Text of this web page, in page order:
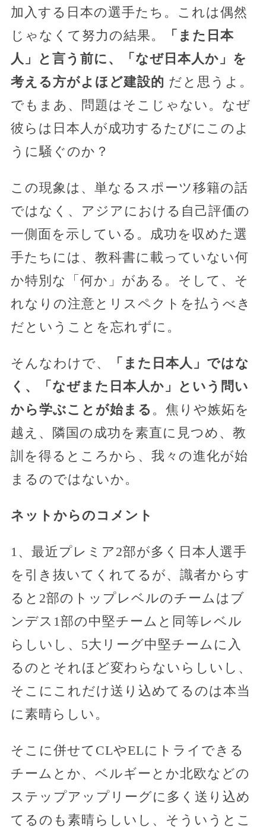
加入する日本の選手たち。これは偶然
じゃなくて努力の結果。
「また日本
人」と言う前に、「なぜ日本人か」を
考える方がよほど建設的 だと思うよ。
でもまあ、問題はそこじゃない。なぜ
彼らは日本人が成功するたびにこのよ
うに騒ぐのか？
この現象は、単なるスポーツ移籍の話
ではなく、アジアにおける自己評価の
一側面を示している。成功を収めた選
手たちには、教科書に載っていない何
か特別な「何か」がある。そして、そ
れなりの注意とリスペクトを払うべき
だということを忘れずに。
そんなわけで、
「また日本人」ではな
く、「なぜまた日本人か」という問い
から学ぶことが始まる 。焦りや嫉妬を
越え、隣国の成功を素直に見つめ、教
訓を得るところから、我々の進化が始
まるのではないか。
ネットからのコメント
1、最近プレミア2部が多く日本人選手
を引き抜いてくれてるが、識者からす
ると2部のトップレベルのチームはブ
ンデス1部の中堅チームと同等レベル
らしいし、5大リーグ中堅チームに入
るのとそれほど変わらないらしいし、
そこにこれだけ送り込めてるのは本当
に素晴らしい。
そこに併せてCLやELにトライできる
チームとか、ベルギーとか北欧などの
ステップアップリーグに多く送り込め
てるのも素晴らしいし、そういうとこ